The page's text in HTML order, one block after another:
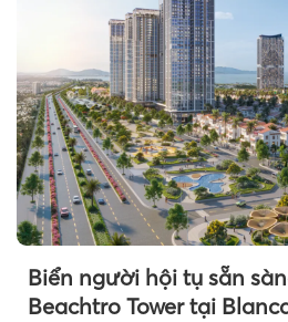
Biển người hội tụ sẵn
Beachtro Tower tại